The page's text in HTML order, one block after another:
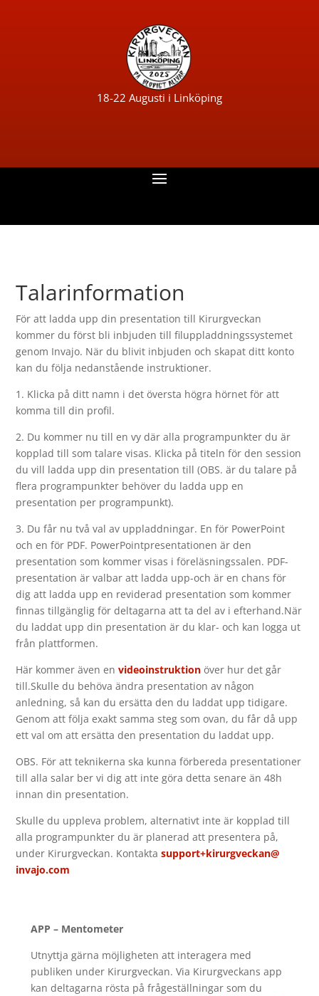
18-22 Augusti i Linköping
Talarinformation
För att ladda upp din presentation till Kirurgveckan
kommer du först bli inbjuden till filuppladdningssystemet
genom Invajo. När du blivit inbjuden och skapat ditt konto
kan du följa nedanstående instruktioner.
1. Klicka på ditt namn i det översta högra hörnet för att
komma till din profil.
2. Du kommer nu till en vy där alla programpunkter du är
kopplad till som talare visas. Klicka på titeln för den session
du vill ladda upp din presentation till (OBS. är du talare på
flera programpunkter behöver du ladda upp en
presentation per programpunkt).
3. Du får nu två val av uppladdningar. En för PowerPoint
och en för PDF. PowerPointpresentationen är den
presentation som kommer visas i föreläsningssalen. PDF-
presentation är valbar att ladda upp-och är en chans för
dig att ladda upp en reviderad presentation som kommer
finnas tillgänglig för deltagarna att ta del av i efterhand.När
du laddat upp din presentation är du klar- och kan logga ut
från plattformen.
Här kommer även envideoinstruktion över hur det går
till.Skulle du behöva ändra presentation av någon
anledning, så kan du ersätta den du laddat upp tidigare.
Genom att följa exakt samma steg som ovan, du får då upp
ett val om att ersätta den presentation du laddat upp.
OBS. För att teknikerna ska kunna förbereda presentationer
till alla salar ber vi dig att inte göra detta senare än 48h
innan din presentation.
Skulle du uppleva problem, alternativt inte är kopplad till
alla programpunkter du är planerad att presentera på,
under Kirurgveckan. Kontaktasupport+kirurgveckan@
invajo.com
APP – Mentometer
Utnyttja gärna möjligheten att interagera med
publiken under Kirurgveckan. Via Kirurgveckans app
kan deltagarna rösta på frågeställningar som du